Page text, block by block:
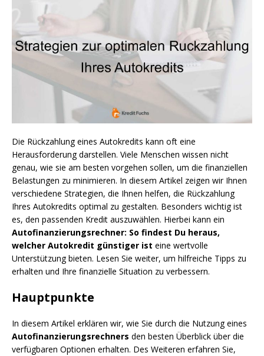
Die Rückzahlung eines Autokredits kann oft eine
Herausforderung darstellen. Viele Menschen wissen nicht
genau, wie sie am besten vorgehen sollen, um die finanziellen
Belastungen zu minimieren. In diesem Artikel zeigen wir Ihnen
verschiedene Strategien, die Ihnen helfen, die Rückzahlung
Ihres Autokredits optimal zu gestalten. Besonders wichtig ist
es, den passenden Kredit auszuwählen. Hierbei kann ein
Autofinanzierungsrechner: So findest Du heraus,
welcher Autokredit günstiger ist eine wertvolle
Unterstützung bieten. Lesen Sie weiter, um hilfreiche Tipps zu
erhalten und Ihre finanzielle Situation zu verbessern.
Hauptpunkte
In diesem Artikel erklären wir, wie Sie durch die Nutzung eines
Autofinanzierungsrechners den besten Überblick über die
verfügbaren Optionen erhalten. Des Weiteren erfahren Sie,